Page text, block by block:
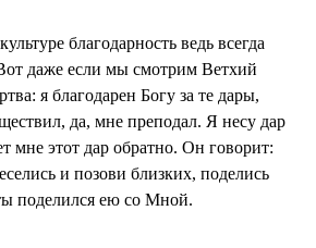
благодарность ведь всегда
даже если мы смотрим Ветхий
я благодарен Богу за те дары,
да, мне преподал. Я несу дар
мне этот дар обратно. Он говорит:
и позови близких, поделись
поделился ею со Мной.